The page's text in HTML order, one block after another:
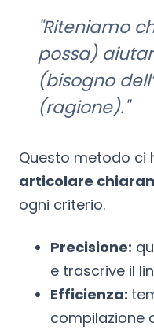
"Riteniamo
possa)
(bisogno
(ragione)."
Questo metodo ci
articolare
ogni criterio.
Precisione:
e trascrive il
Efficienza:
compilazione